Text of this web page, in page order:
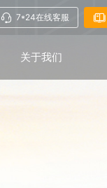
7*24在线客服
关于我们